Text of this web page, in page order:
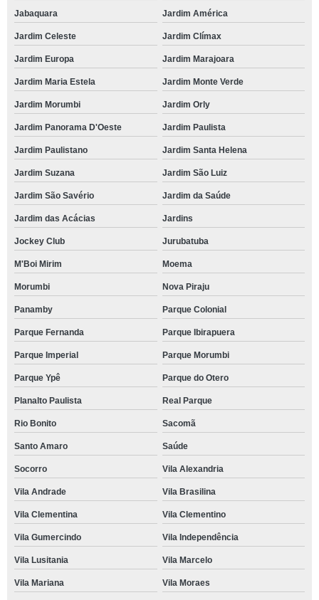
Jabaquara Jardim América
Jardim Celeste Jardim Clímax
Jardim Europa Jardim Marajoara
Jardim Maria Estela Jardim Monte Verde
Jardim Morumbi Jardim Orly
Jardim Panorama D'Oeste Jardim Paulista
Jardim Paulistano Jardim Santa Helena
Jardim Suzana Jardim São Luiz
Jardim São Savério Jardim da Saúde
Jardim das Acácias Jardins
Jockey Club Jurubatuba
M'Boi Mirim Moema
Morumbi Nova Piraju
Panamby Parque Colonial
Parque Fernanda Parque Ibirapuera
Parque Imperial Parque Morumbi
Parque Ypê Parque do Otero
Planalto Paulista Real Parque
Rio Bonito Sacomã
Santo Amaro Saúde
Socorro Vila Alexandria
Vila Andrade Vila Brasilina
Vila Clementina Vila Clementino
Vila Gumercindo Vila Independência
Vila Lusitania Vila Marcelo
Vila Mariana Vila Moraes